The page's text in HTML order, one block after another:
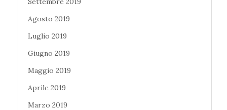
Agosto 2019
Luglio 2019
Giugno 2019
Maggio 2019
Aprile 2019
Marzo 2019